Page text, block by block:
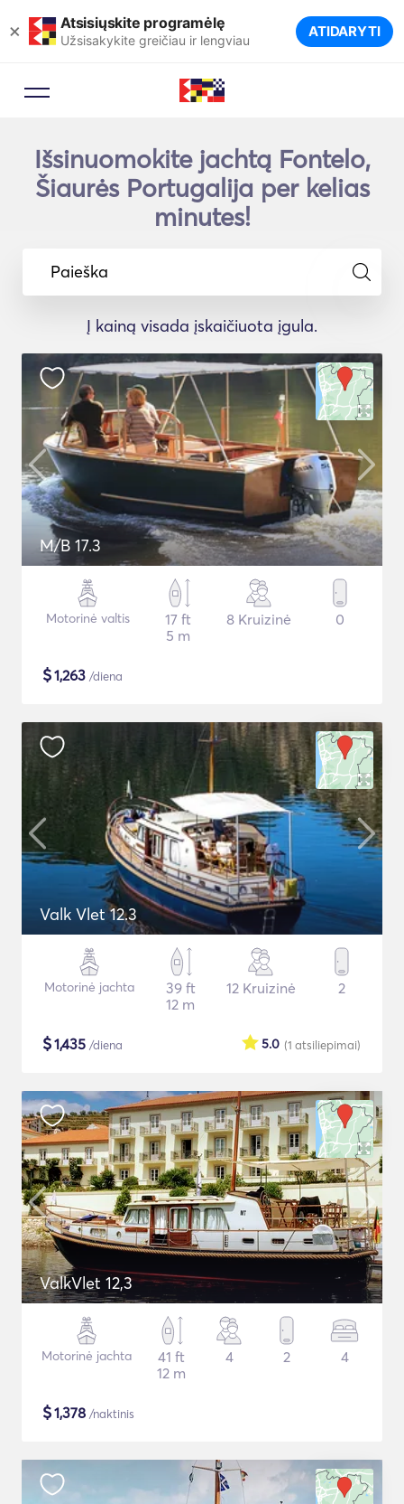
× Atsisiųskite programėlę
Užsisakykite greičiau ir lengviau ATIDARYTI
Išsinuomokite jachtą Fontelo,
Šiaurės Portugalija per kelias
minutes!
Paieška
Į kainą visada įskaičiuota įgula.
M/B 17.3
Motorinė valtis
17 ft
5 m
8 Kruizinė 0
$1,263 /diena
Valk Vlet 12.3
Motorinė jachta
39 ft
12 m
12 Kruizinė 2
$1,435 /diena (1 atsiliepimai)
5.0
ValkVlet 12,3
Motorinė jachta
41 ft
12 m
4 2 4
$1,378 /naktinis